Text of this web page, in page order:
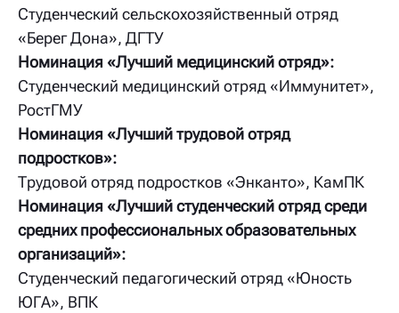
Студенческий сельскохозяйственный отряд
«Берег Дона», ДГТУ
Номинация «Лучший медицинский отряд»:
Студенческий медицинский отряд «Иммунитет»,
РостГМУ
Номинация «Лучший трудовой отряд
подростков»:
Трудовой отряд подростков «Энканто», КамПК
Номинация «Лучший студенческий отряд среди
средних профессиональных образовательных
организаций»:
Студенческий педагогический отряд «Юность
ЮГА», ВПК